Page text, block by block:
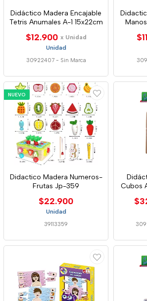
Didáctico Madera Encajable
Tetris Anumales A-1 15x22cm
$12.900 x Unidad
Unidad
30922407 - Sin Marca
NUEVO
Didactico Madera Numeros-
Frutas Jp-359
$22.900
Unidad
39113359
Cubos